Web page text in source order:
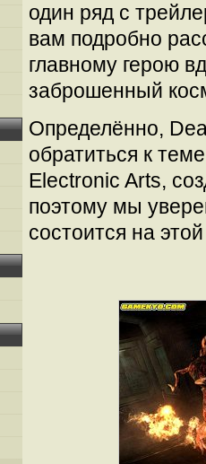
один ряд с
вам подробно
главному герою
заброшенный
Определённо,
обратиться к
Electronic Arts,
поэтому мы
состоится на